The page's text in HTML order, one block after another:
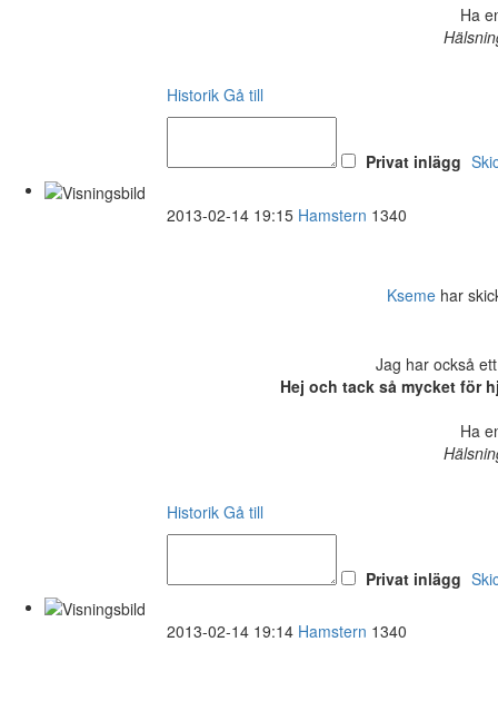
Ha
Historik Gå till
Privat inlägg
2013-02-14 19:15 Hamstern 1340
Kseme har
Jag har också
Hej och tack så mycket för
Ha
Historik Gå till
Privat inlägg
2013-02-14 19:14 Hamstern 1340